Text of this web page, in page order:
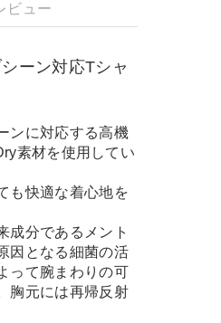
ビュー
ーン対応Tシャ
ンに対応する高機
素材を使用してい
も快適な着心地を
成分であるメント
因となる細菌の活
って腕まわりの可
胸元には再帰反射